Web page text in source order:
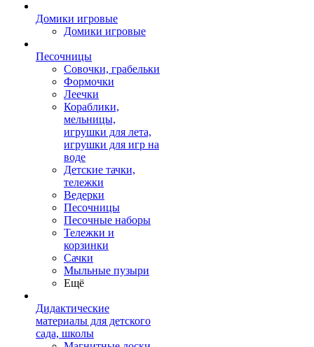
Домики игровые
Домики игровые
Песочницы
Совочки, грабельки
Формочки
Леечки
Кораблики,
мельницы,
игрушки для лета,
игрушки для игр на
воде
Детские тачки,
тележки
Ведерки
Песочницы
Песочные наборы
Тележки и
корзинки
Сачки
Мыльные пузыри
Ещё
Дидактические
материалы для детского
сада, школы